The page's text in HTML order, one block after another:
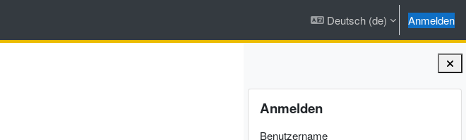
Deutsch ‎(de)‎ Anmelden
Blöcke
Anmelden
Benutzername